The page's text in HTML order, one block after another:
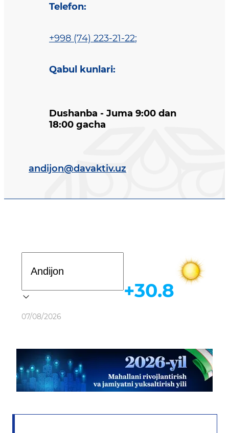
Telefon:
+998 (74) 223-21-22;
Qabul kunlari:
Dushanba - Juma 9:00 dan
18:00 gacha
andijon@davaktiv.uz
Ob-havo
07/08/2026
+30.8